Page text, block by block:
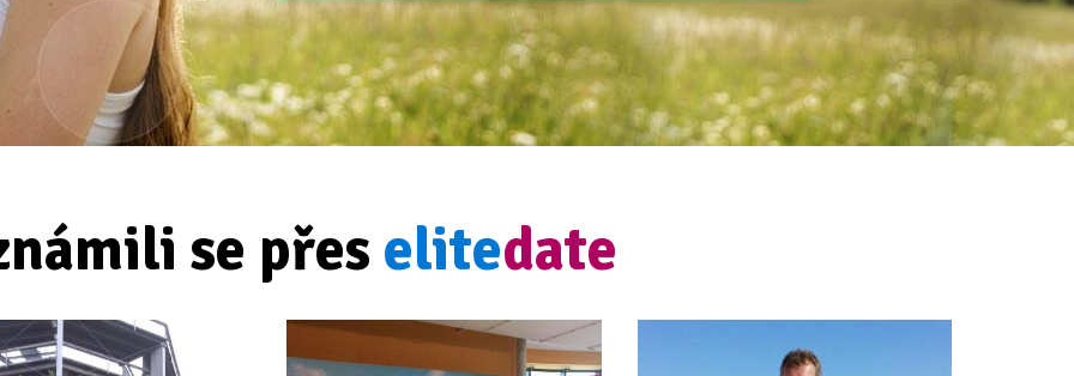
se přes elitedate